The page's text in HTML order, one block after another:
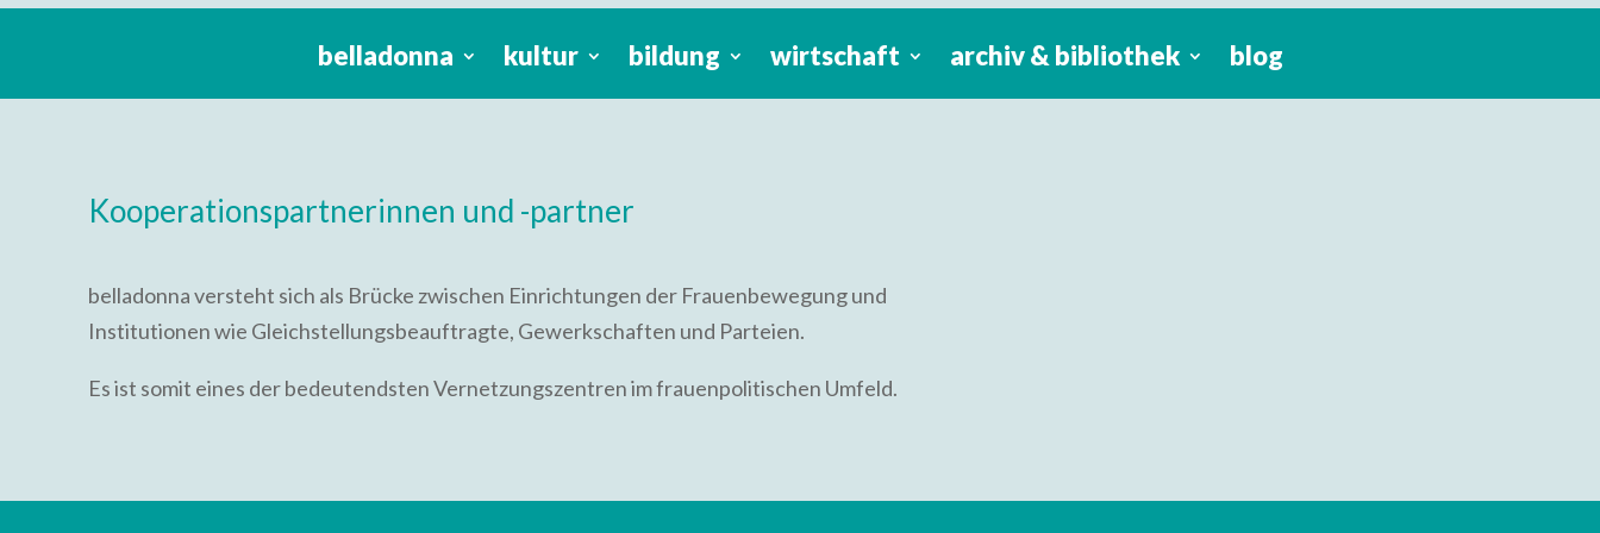
belladonna kultur bildung wirtschaft archiv & bibliothek blog
Kooperationspartnerinnen und -partner
belladonna versteht sich als Brücke zwischen Einrichtungen der Frauenbewegung und
Institutionen wie Gleichstellungsbeauftragte, Gewerkschaften und Parteien.
Es ist somit eines der bedeutendsten Vernetzungszentren im frauenpolitischen Umfeld.